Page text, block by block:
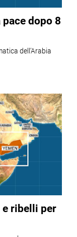
pace dopo 8
dell’Arabia
e ribelli per